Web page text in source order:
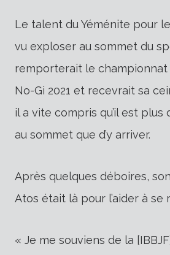
Le talent du Yéménite pour
vu exploser au sommet du
remporterait le championnat
No-Gi 2021 et recevrait sa
il a vite compris qu’il est
au sommet que d’y arriver.
Après quelques déboires,
Atos était là pour l’aider à se
« Je me souviens de la